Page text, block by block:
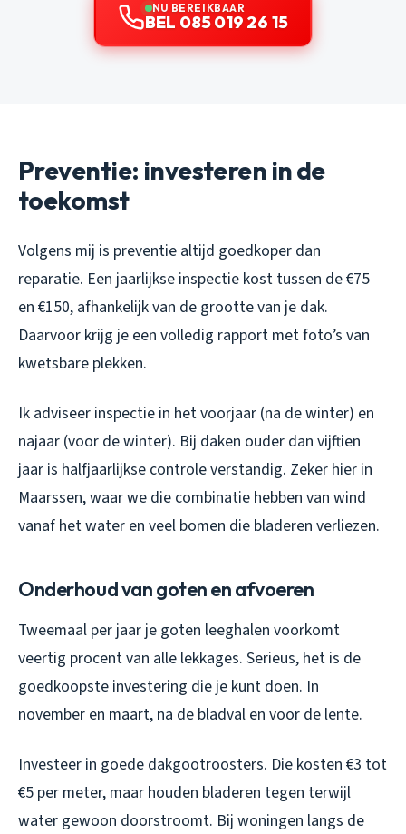
NU BEREIKBAAR
BEL 085 019 26 15
Preventie: investeren in de
toekomst
Volgens mij is preventie altijd goedkoper dan
reparatie. Een jaarlijkse inspectie kost tussen de €75
en €150, afhankelijk van de grootte van je dak.
Daarvoor krijg je een volledig rapport met foto’s van
kwetsbare plekken.
Ik adviseer inspectie in het voorjaar (na de winter) en
najaar (voor de winter). Bij daken ouder dan vijftien
jaar is halfjaarlijkse controle verstandig. Zeker hier in
Maarssen, waar we die combinatie hebben van wind
vanaf het water en veel bomen die bladeren verliezen.
Onderhoud van goten en afvoeren
Tweemaal per jaar je goten leeghalen voorkomt
veertig procent van alle lekkages. Serieus, het is de
goedkoopste investering die je kunt doen. In
november en maart, na de bladval en voor de lente.
Investeer in goede dakgootroosters. Die kosten €3 tot
€5 per meter, maar houden bladeren tegen terwijl
water gewoon doorstroomt. Bij woningen langs de